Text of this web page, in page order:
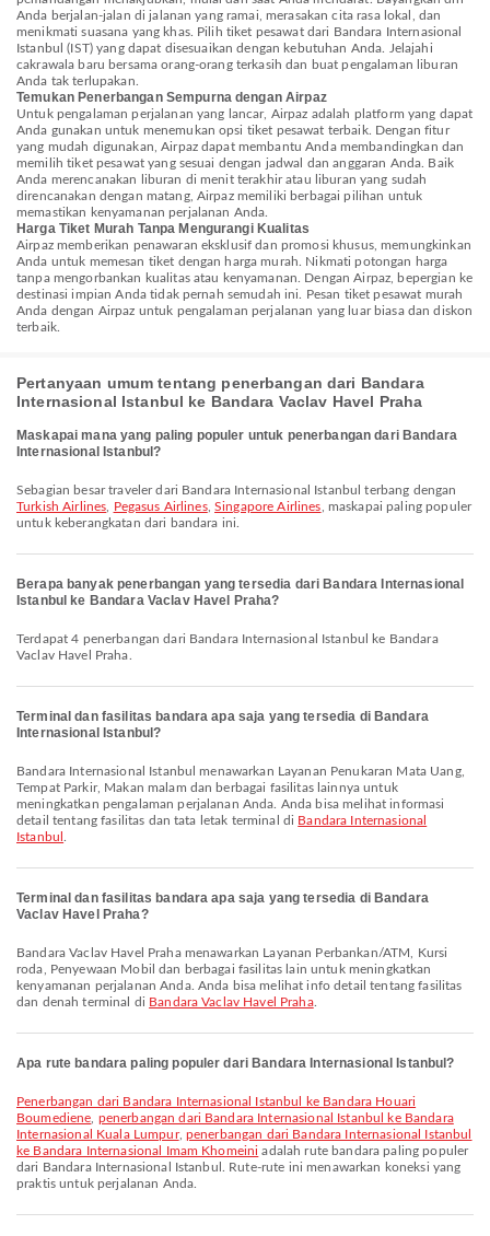
Anda berjalan-jalan di jalanan yang ramai, merasakan cita rasa lokal, dan
menikmati suasana yang khas. Pilih tiket pesawat dari Bandara Internasional
Istanbul (IST) yang dapat disesuaikan dengan kebutuhan Anda. Jelajahi
cakrawala baru bersama orang-orang terkasih dan buat pengalaman liburan
Anda tak terlupakan.
Temukan Penerbangan Sempurna dengan Airpaz
Untuk pengalaman perjalanan yang lancar, Airpaz adalah platform yang dapat
Anda gunakan untuk menemukan opsi tiket pesawat terbaik. Dengan fitur
yang mudah digunakan, Airpaz dapat membantu Anda membandingkan dan
memilih tiket pesawat yang sesuai dengan jadwal dan anggaran Anda. Baik
Anda merencanakan liburan di menit terakhir atau liburan yang sudah
direncanakan dengan matang, Airpaz memiliki berbagai pilihan untuk
memastikan kenyamanan perjalanan Anda.
Harga Tiket Murah Tanpa Mengurangi Kualitas
Airpaz memberikan penawaran eksklusif dan promosi khusus, memungkinkan
Anda untuk memesan tiket dengan harga murah. Nikmati potongan harga
tanpa mengorbankan kualitas atau kenyamanan. Dengan Airpaz, bepergian ke
destinasi impian Anda tidak pernah semudah ini. Pesan tiket pesawat murah
Anda dengan Airpaz untuk pengalaman perjalanan yang luar biasa dan diskon
terbaik.
Pertanyaan umum tentang penerbangan dari Bandara
Internasional Istanbul ke Bandara Vaclav Havel Praha
Maskapai mana yang paling populer untuk penerbangan dari Bandara
Internasional Istanbul?
Sebagian besar traveler dari Bandara Internasional Istanbul terbang dengan
Turkish Airlines
Pegasus Airlines,Singapore Airlines , maskapai paling populer
untuk keberangkatan dari bandara ini.
Berapa banyak penerbangan yang tersedia dari Bandara Internasional
Istanbul ke Bandara Vaclav Havel Praha?
Terdapat 4 penerbangan dari Bandara Internasional Istanbul ke Bandara
Vaclav Havel Praha.
Terminal dan fasilitas bandara apa saja yang tersedia di Bandara
Internasional Istanbul?
Bandara Internasional Istanbul menawarkan Layanan Penukaran Mata Uang,
Tempat Parkir, Makan malam dan berbagai fasilitas lainnya untuk
meningkatkan pengalaman perjalanan Anda. Anda bisa melihat informasi
detail tentang fasilitas dan tata letak terminal di Bandara Internasional
Istanbul
Terminal dan fasilitas bandara apa saja yang tersedia di Bandara
Vaclav Havel Praha?
Bandara Vaclav Havel Praha menawarkan Layanan Perbankan/ATM, Kursi
roda, Penyewaan Mobil dan berbagai fasilitas lain untuk meningkatkan
kenyamanan perjalanan Anda. Anda bisa melihat info detail tentang fasilitas
dan denah terminal di Bandara Vaclav Havel Praha.
Apa rute bandara paling populer dari Bandara Internasional Istanbul?
penerbangan dari Bandara Internasional Istanbul ke Bandara Houari
Boumediene penerbangan dari Bandara Internasional Istanbul ke Bandara
Internasional Kuala Lumpur, penerbangan dari Bandara Internasional Istanbul
ke Bandara Internasional Imam Khomeini adalah rute bandara paling populer
dari Bandara Internasional Istanbul. Rute-rute ini menawarkan koneksi yang
praktis untuk perjalanan Anda.